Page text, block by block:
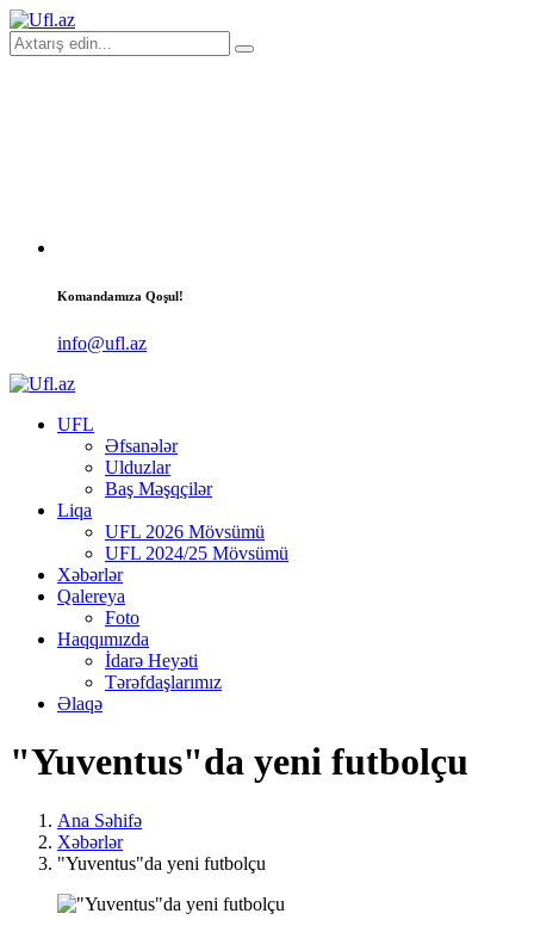
Komandamıza Qoşul!
info@ufl.az
UFL
Əfsanələr
Ulduzlar
Baş Məşqçilər
Liqa
UFL 2026 Mövsümü
UFL 2024/25 Mövsümü
Xəbərlər
Qalereya
Foto
Haqqımızda
İdarə Heyəti
Tərəfdaşlarımız
Əlaqə
"Yuventus"da yeni futbolçu
Ana Səhifə
Xəbərlər
"Yuventus"da yeni futbolçu